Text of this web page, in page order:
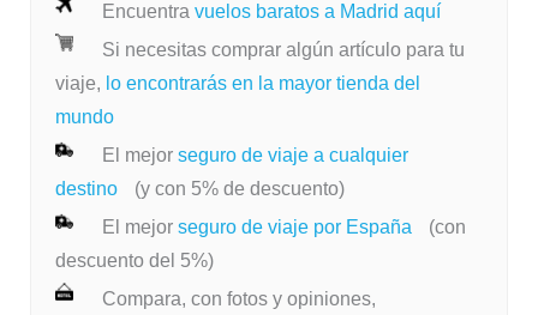
Encuentra vuelos baratos a Madrid aquí
Si necesitas comprar algún artículo para tu
viaje, lo encontrarás en la mayor tienda del
mundo
El mejor seguro de viaje a cualquier
destino
(y con 5% de descuento)
El mejor seguro de viaje por España
(con
descuento del 5%)
Compara, con fotos y opiniones,